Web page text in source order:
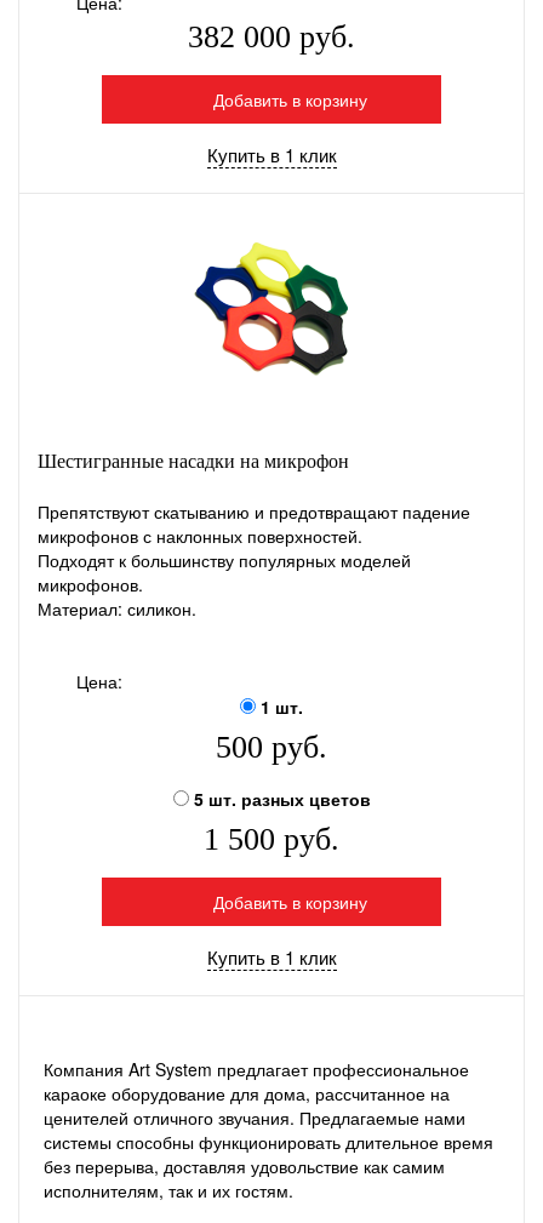
382 000 руб.
Добавить в корзину
Купить в 1 клик
Шестигранные насадки на микрофон
Препятствуют скатыванию и предотвращают падение
микрофонов с наклонных поверхностей.
Подходят к большинству популярных моделей
микрофонов.
Материал: силикон.
Цена:
1 шт.
500 руб.
5 шт. разных цветов
1 500 руб.
Добавить в корзину
Купить в 1 клик
Компания Art System предлагает профессиональное
караоке оборудование для дома, рассчитанное на
ценителей отличного звучания. Предлагаемые нами
системы способны функционировать длительное время
без перерыва, доставляя удовольствие как самим
исполнителям, так и их гостям.